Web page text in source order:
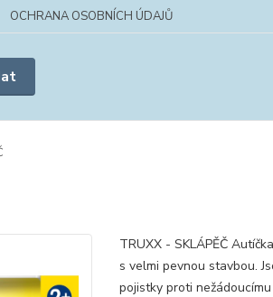
OCHRANA OSOBNÍCH ÚDAJŮ
TRUXX - SKLÁPĚČ
s velmi pevnou stavbou.
pojistky proti